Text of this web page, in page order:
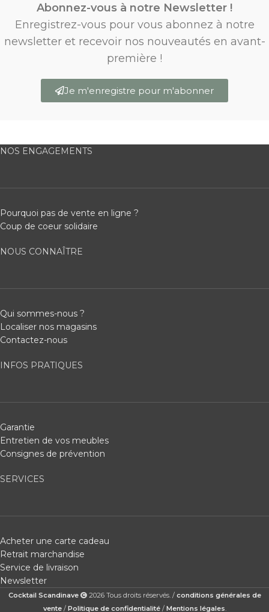
Abonnez-vous à notre Newsletter !
Enregistrez-vous pour vous abonnez à notre
newsletter et recevoir nos nouveautés en avant-
première !
Je m'enregistre pour m'abonner
NOS ENGAGEMENTS
Pourquoi pas de vente en ligne ?
Coup de coeur solidaire
NOUS CONNAÎTRE
Qui sommes-nous ?
Localiser nos magasins
Contactez-nous
INFOS PRATIQUES
Garantie
Entretien de vos meubles
Consignes de prévention
SERVICES
Acheter une carte cadeau
Retrait marchandise
Service de livraison
Newsletter
Cocktail Scandinave 2026 Tous droits réservés. / conditions générales de
vente/ Politique de confidentialité/ Mentions légales